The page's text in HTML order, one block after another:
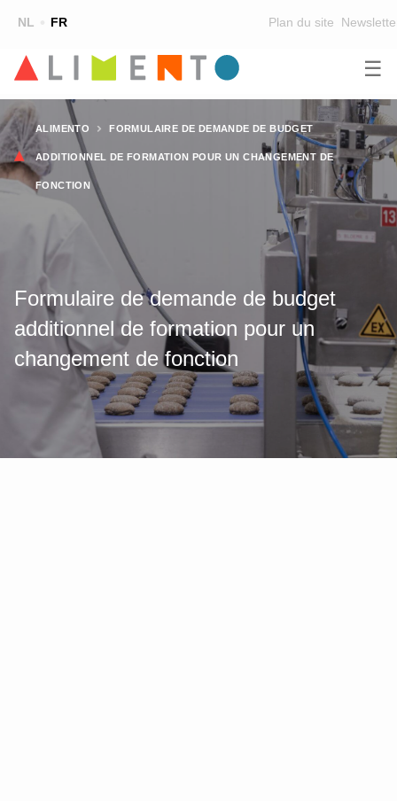
NL FR Plan du site
☰
Main
navigation
FORMATION
FORMATEURS
SUR ALIMENTO
CONTACT
Fil
d'Ariane
ALIMENTO FORMULAIRE DE DEMANDE DE BUDGET
ADDITIONNEL DE FORMATION POUR UN CHANGEMENT DE
FONCTION
Formulaire de demande de budget
additionnel de formation pour un
changement de fonction